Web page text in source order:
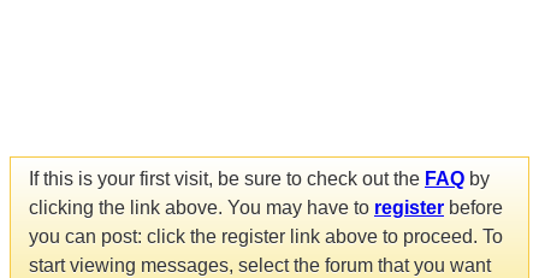
If this is your first visit, be sure to check out the FAQ by
clicking the link above. You may have to register before
you can post: click the register link above to proceed. To
start viewing messages, select the forum that you want